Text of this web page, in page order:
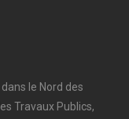
le Nord des
Travaux Publics,